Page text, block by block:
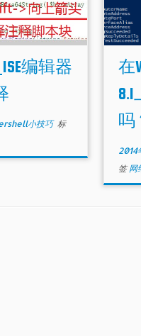
编辑器
小技巧 标
在
吗
2014
签网